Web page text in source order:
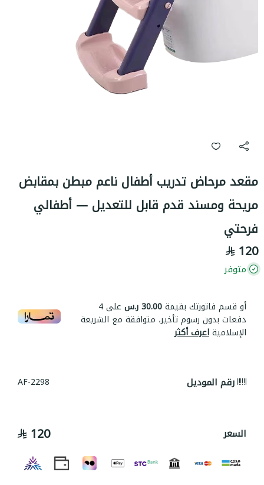
مقعد مرحاض تدريب أطفال ناعم مبطن بمقابض
مريحة ومسند قدم قابل للتعديل — أطفالي
فرحتي
120
متوفر
أو قسم فاتورتك بقيمة30.00 ر.س على4
دفعات بدون رسوم تأخير، متوافقة مع الشريعة
الإسلاميةاعرف أكثر
رقم الموديل AF-2298
السعر 120